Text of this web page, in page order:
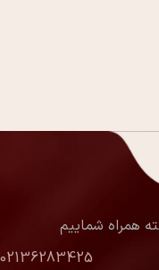
02136283425